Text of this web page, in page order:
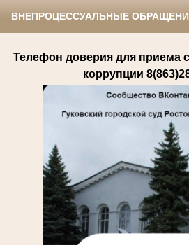
ВНЕПРОЦЕССУАЛЬНЫЕ
Телефон доверия для приема
коррупции